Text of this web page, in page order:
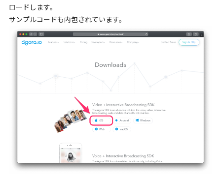
ロードします。
サンプルコードも内包されています。